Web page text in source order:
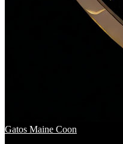
Gatos Maine Coon